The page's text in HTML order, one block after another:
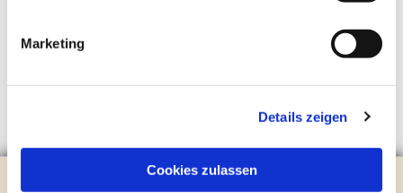
Marketing
Details zeigen
Cookies zulassen